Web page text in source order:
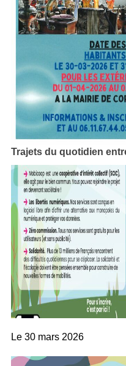
Trajets du quotidien
Le 30 mars 2026